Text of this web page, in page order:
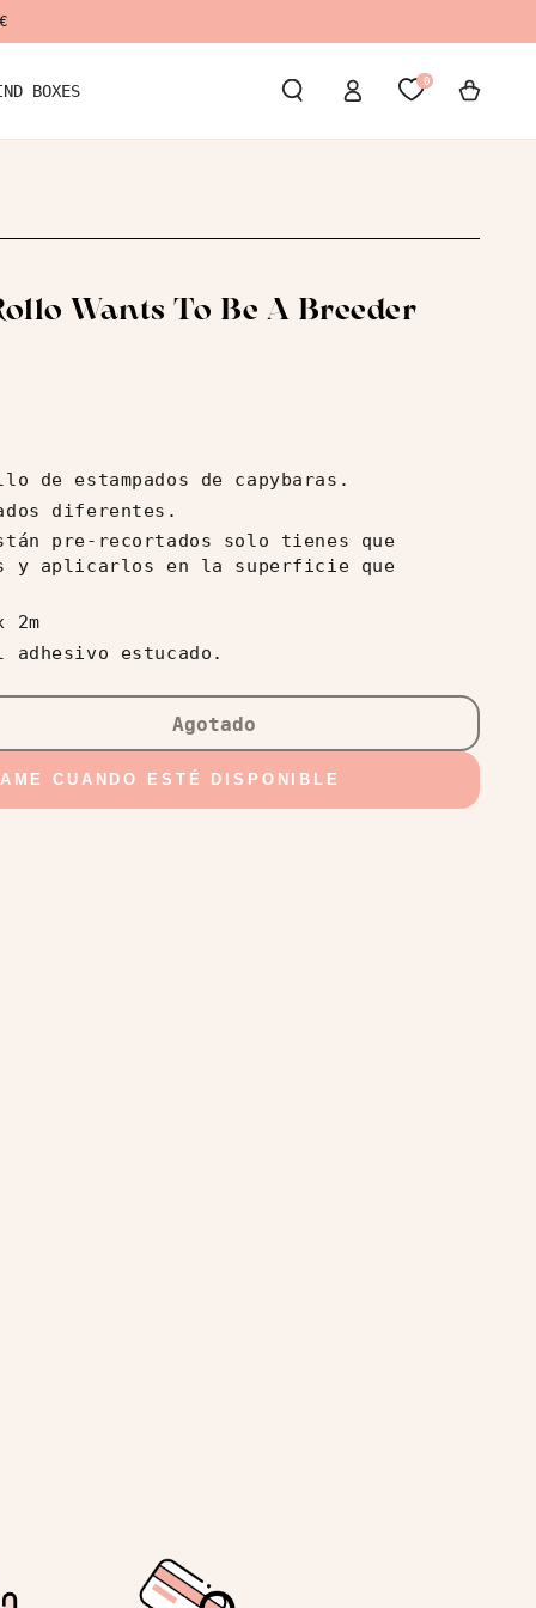
BOXES
Iniciar
0Carrito
Wants To Be A Breeder
de estampados de capybaras.
diferentes.
pre-recortados solo tienes que
y aplicarlos en la superficie que
2m
estucado.
Agotado
CUANDO ESTÉ DISPONIBLE